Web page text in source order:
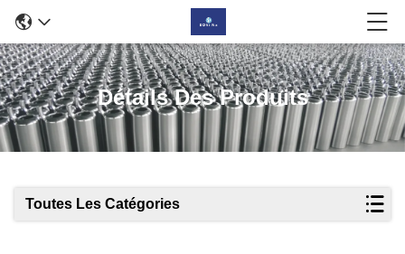
Détails Des Produits
Toutes Les Catégories